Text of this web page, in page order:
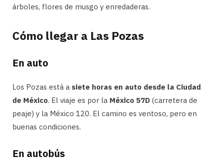
árboles, flores de musgo y enredaderas.
Cómo llegar a Las Pozas
En auto
Los Pozas está a siete horas en auto desde la Ciudad
de México. El viaje es por la México 57D (carretera de
peaje) y la México 120. El camino es ventoso, pero en
buenas condiciones.
En autobús